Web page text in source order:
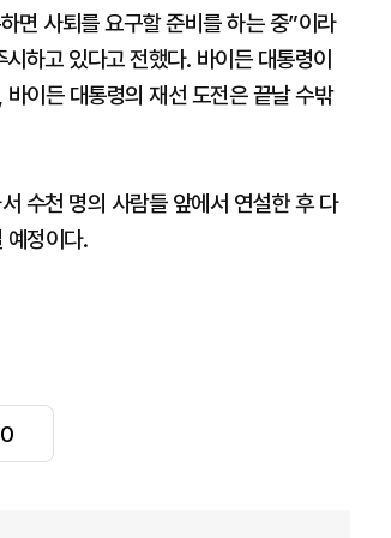
면 사퇴를 요구할 준비를 하는 중”이라
하고 있다고 전했다. 바이든 대통령이
이든 대통령의 재선 도전은 끝날 수밖
수천 명의 사람들 앞에서 연설한 후 다
예정이다.
0